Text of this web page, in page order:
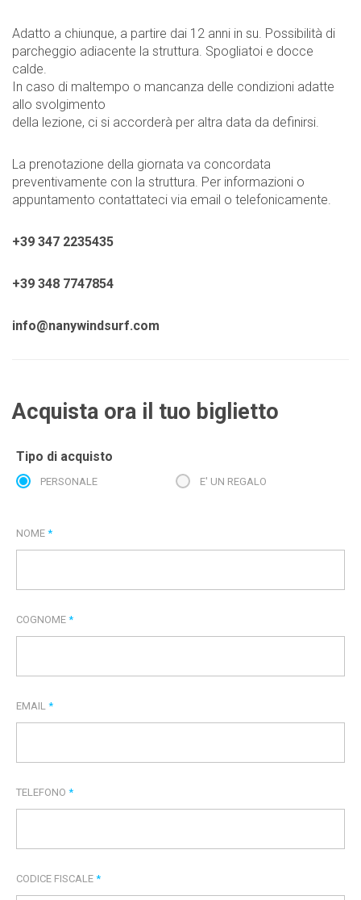
Adatto a chiunque, a partire dai 12 anni in su. Possibilità di
parcheggio adiacente la struttura. Spogliatoi e docce
calde.
In caso di maltempo o mancanza delle condizioni adatte
allo svolgimento
della lezione, ci si accorderà per altra data da definirsi.
La prenotazione della giornata va concordata
preventivamente con la struttura. Per informazioni o
appuntamento contattateci via email o telefonicamente.
+39 347 2235435
+39 348 7747854
info@nanywindsurf.com
Acquista ora il tuo biglietto
Tipo di acquisto
PERSONALE E' UN REGALO
NOME *
COGNOME *
EMAIL *
TELEFONO *
CODICE FISCALE *